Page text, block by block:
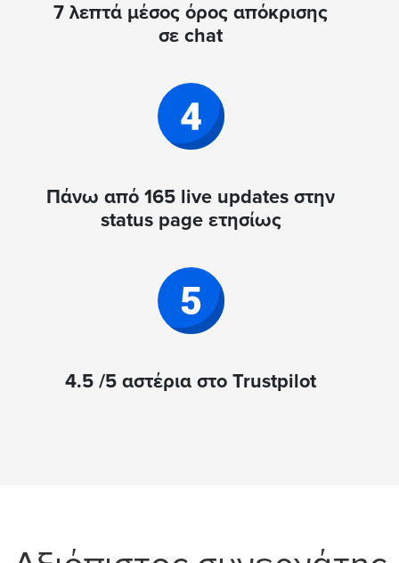
7 λεπτά μέσος όρος απόκρισης
σε chat
Πάνω από 165 live updates στην
status page ετησίως
4.5 /5 αστέρια στο Trustpilot